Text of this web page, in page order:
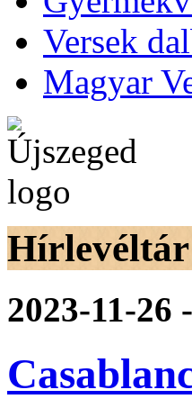
Versek
Magyar
Hírlevéltár
2023-11-26